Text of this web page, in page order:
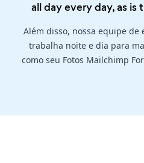
all day every day, as is
Além disso, nossa equipe de
trabalha noite e dia para
como seu Fotos Mailchimp